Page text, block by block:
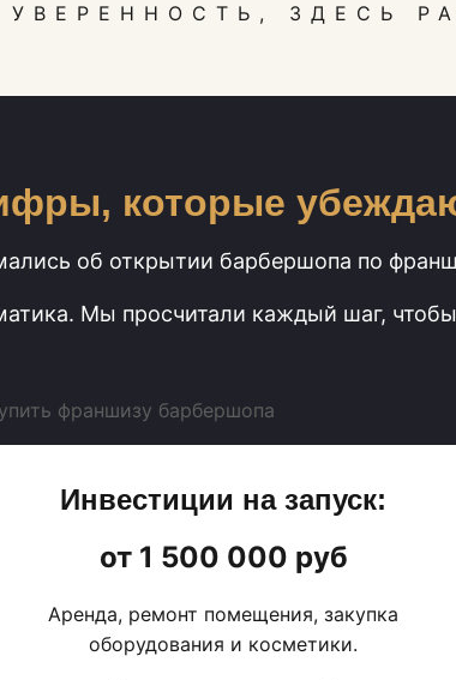
ЗДЕСЬ
которые
об открытии барбершопа по
Мы просчитали каждый шаг,
Инвестиции на запуск:
от 1 500 000 руб
Аренда, ремонт помещения, закупка
оборудования и косметики.